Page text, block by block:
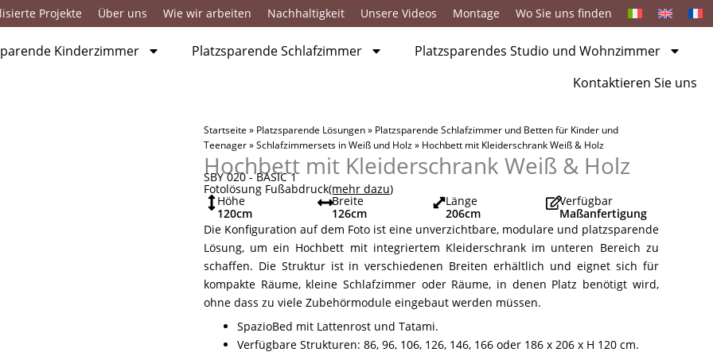
Projekte Über uns Wie wir arbeiten Nachhaltigkeit Unsere Videos Montage Wo Sie uns finden
Kinderzimmer Platzsparende Schlafzimmer
Platzsparendes Studio und Wohnzimmer
Kontaktieren Sie uns
Startseite » Platzsparende Lösungen» Platzsparende Schlafzimmer und Betten für Kinder und
Teenager»Schlafzimmersets in Weiß und Holz » Hochbett mit Kleiderschrank Weiß & Holz
Hochbett mit Kleiderschrank Weiß & Holz
SBY 020 - BASIC 1
Fotolösung Fußabdruck(mehr dazu)
Höhe
120cm
Breite
126cm
Länge
206cm
Verfügbar
Maßanfertigung
Die Konfiguration auf dem Foto ist eine unverzichtbare, modulare und platzsparende
Lösung, um ein Hochbett mit integriertem Kleiderschrank im unteren Bereich zu
schaffen. Die Struktur ist in verschiedenen Breiten erhältlich und eignet sich für
kompakte Räume, kleine Schlafzimmer oder Räume, in denen Platz benötigt wird,
ohne dass zu viele Zubehörmodule eingebaut werden müssen.
SpazioBed mit Lattenrost und Tatami.
Verfügbare Strukturen: 86, 96, 106, 126, 146, 166 oder 186 x 206 x H 120 cm.